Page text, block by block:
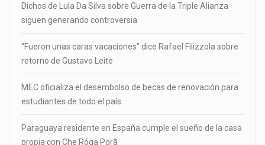
Dichos de Lula Da Silva sobre Guerra de la Triple Alianza
siguen generando controversia
“Fueron unas caras vacaciones” dice Rafael Filizzola sobre
retorno de Gustavo Leite
MEC oficializa el desembolso de becas de renovación para
estudiantes de todo el país
Paraguaya residente en España cumple el sueño de la casa
propia con Che Róga Porã